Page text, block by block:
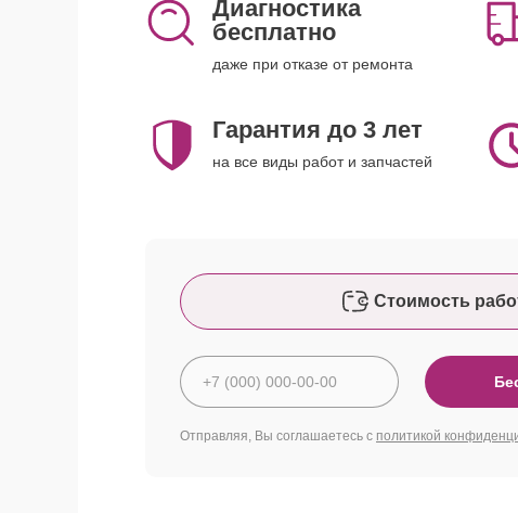
Диагностика
бесплатно
даже при отказе от ремонта
Гарантия до 3 лет
на все виды работ и запчастей
Стоимость
Отправляя, Вы соглашаетесь с политикой